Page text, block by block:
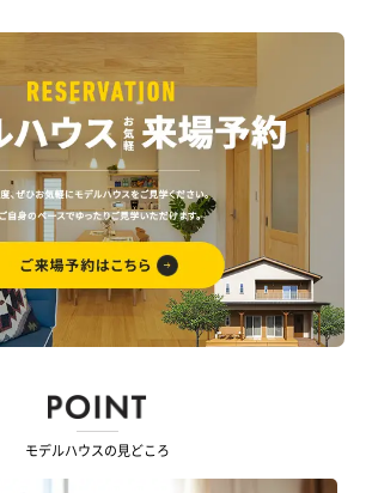
モデルハウスの見どころ